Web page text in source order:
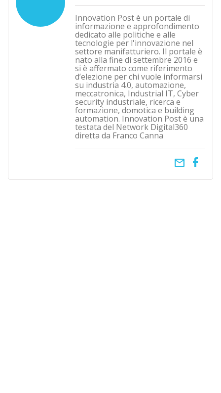
Innovation Post è un portale di
informazione e approfondimento
dedicato alle politiche e alle
tecnologie per l'innovazione nel
settore manifatturiero. Il portale è
nato alla fine di settembre 2016 e
si è affermato come riferimento
d’elezione per chi vuole informarsi
su industria 4.0, automazione,
meccatronica, Industrial IT, Cyber
security industriale, ricerca e
formazione, domotica e building
automation. Innovation Post è una
testata del Network Digital360
diretta da Franco Canna
email